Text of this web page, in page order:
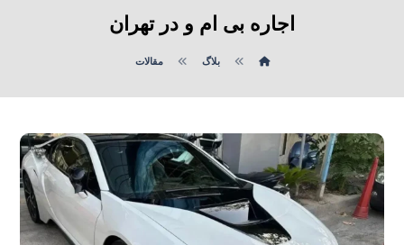
اجاره بی ام و در تهران
بلاگ مقالات